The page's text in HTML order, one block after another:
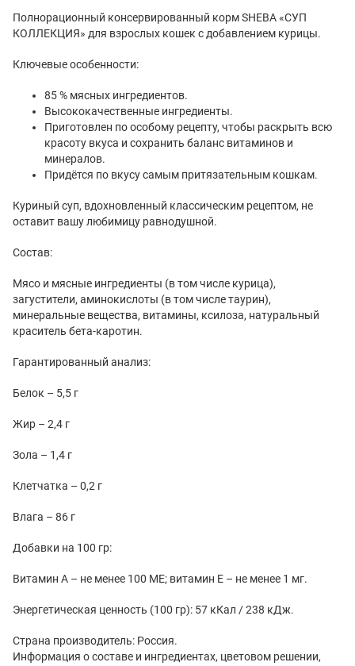
Полнорационный консервированный корм SHEBA «СУП
КОЛЛЕКЦИЯ» для взрослых кошек с добавлением курицы.
Ключевые особенности:
85 % мясных ингредиентов.
Высококачественные ингредиенты.
Приготовлен по особому рецепту, чтобы раскрыть всю
красоту вкуса и сохранить баланс витаминов и
минералов.
Придётся по вкусу самым притязательным кошкам.
Куриный суп, вдохновленный классическим рецептом, не
оставит вашу любимицу равнодушной.
Состав:
Мясо и мясные ингредиенты (в том числе курица),
загустители, аминокислоты (в том числе таурин),
минеральные вещества, витамины, ксилоза, натуральный
краситель бета-каротин.
Гарантированный анализ:
Белок – 5,5 г
Жир – 2,4 г
Зола – 1,4 г
Клетчатка – 0,2 г
Влага – 86 г
Добавки на 100 гр:
Витамин А – не менее 100 МЕ; витамин Е – не менее 1 мг.
Энергетическая ценность (100 гр): 57 кКал / 238 кДж.
Страна производитель: Россия.
Информация о составе и ингредиентах, цветовом решении,